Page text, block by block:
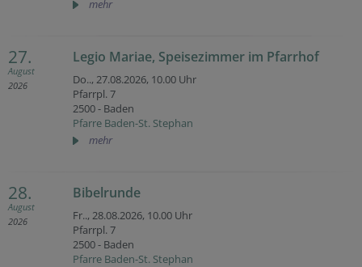
mehr
27.
August
2026
Legio Mariae, Speisezimmer im Pfarrhof
Do.., 27.08.2026, 10.00 Uhr
Pfarrpl. 7
2500 - Baden
Pfarre Baden-St. Stephan
mehr
28.
August
2026
Bibelrunde
Fr.., 28.08.2026, 10.00 Uhr
Pfarrpl. 7
2500 - Baden
Pfarre Baden-St. Stephan